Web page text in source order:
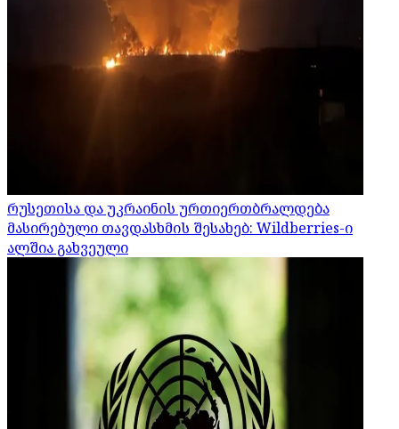
რუსეთისა და უკრაინის ურთიერთბრალდება
მასირებული თავდასხმის შესახებ: Wildberries-ი
ალშია გახვეული